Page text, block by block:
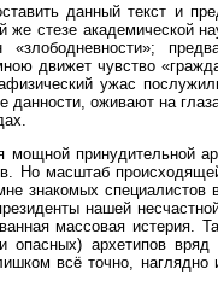
данный текст и
стезе академической
движет чувство
ужас
данности, оживают на
мощной принудительной
Но масштаб
знакомых специалистов
нашей
массовая истерия.
опасных) архетипов
всё точно, наглядно